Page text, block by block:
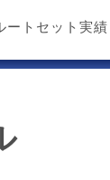
ートセット実績